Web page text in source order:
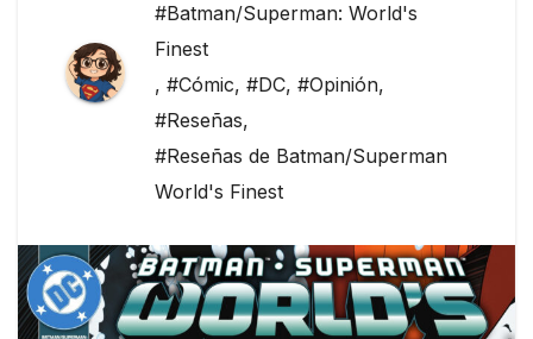
#Batman/Superman: World's
Finest
, #Cómic, #DC, #Opinión,
#Reseñas,
#Reseñas de Batman/Superman
World's Finest